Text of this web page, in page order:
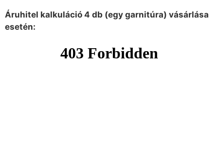
Áruhitel kalkuláció 4 db (egy garnitúra) vásárlása
esetén: